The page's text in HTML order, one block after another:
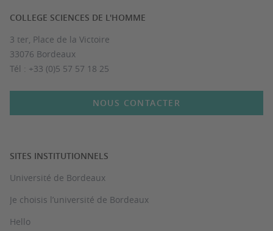
COLLEGE SCIENCES DE L'HOMME
3 ter, Place de la Victoire
33076 Bordeaux
Tél : +33 (0)5 57 57 18 25
NOUS CONTACTER
SITES INSTITUTIONNELS
Université de Bordeaux
Je choisis l’université de Bordeaux
Hello